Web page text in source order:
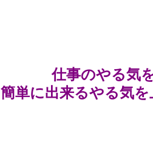
仕事のやる気
簡単に出来るやる気